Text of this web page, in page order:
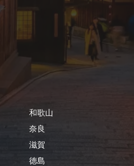
和歌山
奈良
滋賀
徳島